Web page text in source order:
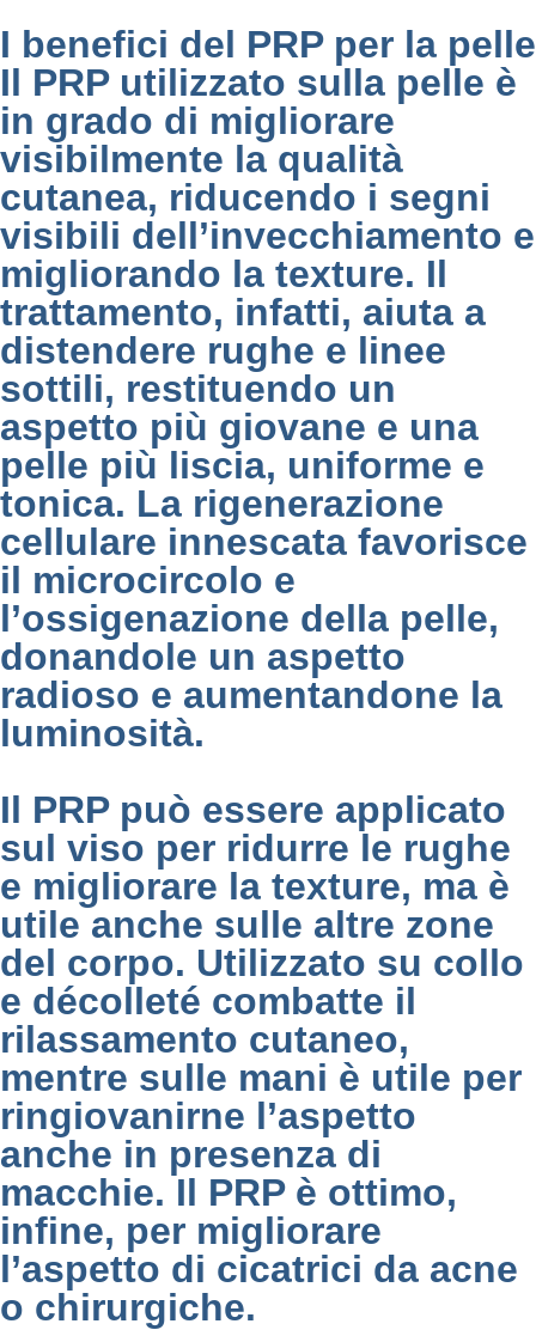
I benefici del PRP per la pelle
Il PRP utilizzato sulla pelle è
in grado di migliorare
visibilmente la qualità
cutanea, riducendo i segni
visibili dell’invecchiamento e
migliorando la texture. Il
trattamento, infatti, aiuta a
distendere rughe e linee
sottili, restituendo un
aspetto più giovane e una
pelle più liscia, uniforme e
tonica. La rigenerazione
cellulare innescata favorisce
il microcircolo e
l’ossigenazione della pelle,
donandole un aspetto
radioso e aumentandone la
luminosità.
Il PRP può essere applicato
sul viso per ridurre le rughe
e migliorare la texture, ma è
utile anche sulle altre zone
del corpo. Utilizzato su collo
e décolleté combatte il
rilassamento cutaneo,
mentre sulle mani è utile per
ringiovanirne l’aspetto
anche in presenza di
macchie. Il PRP è ottimo,
infine, per migliorare
l’aspetto di cicatrici da acne
o chirurgiche.